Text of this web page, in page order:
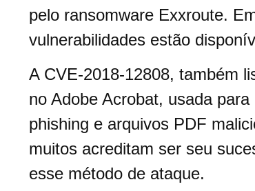
pelo ransomware Exxroute.
vulnerabilidades estão
A CVE-2018-12808, também
no Adobe Acrobat, usada
phishing e arquivos PDF
muitos acreditam ser seu
esse método de ataque.